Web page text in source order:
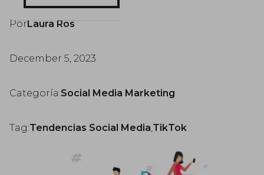
PorLaura Ros
December 5, 2023
Categoría:Social Media Marketing
Tag:Tendencias Social Media,TikTok